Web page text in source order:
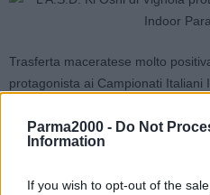
Parma2000 - Do Not
Information
If you wish to opt-out of the
Trasferta maceratese molto
protagonista ai Campionati Italiani
Graziosi entrambi facenti parte
entrambi alla seconda